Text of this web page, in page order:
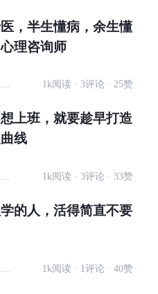
，半生懂病，余生懂
理咨询师
壹心理·朝阳计划-优秀学员 1k阅读 · 3评论 · 25赞
上班，就要趁早打造
线
1k阅读 · 3评论 · 33赞
的人，活得简直不要
1k阅读 · 1评论 · 40赞